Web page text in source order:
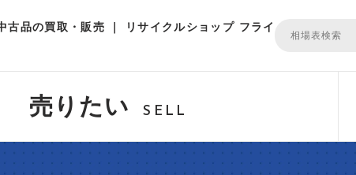
古品の買取・販売 ｜ リサイクルショップ フライ
売りたい SELL